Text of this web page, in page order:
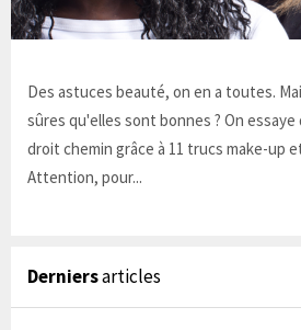
Des astuces beauté, on en a toutes.
sûres qu'elles sont bonnes ? On
droit chemin grâce à 11 trucs make-up
Attention, pour...
Derniersarticles